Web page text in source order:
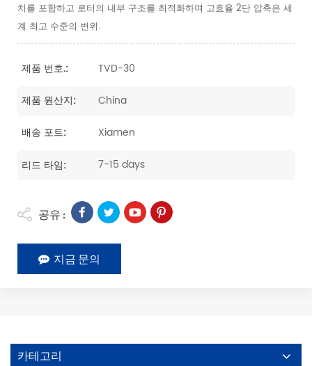
치를 포함하고 로터의 내부 구조를 최적화하며 고효율 2단 압축은 세
계 최고 수준의 변위.
제품 번호.: TVD-30
제품 원산지: China
배송 포트: Xiamen
리드 타임: 7-15 days
공유 :
지금 문의
카테고리